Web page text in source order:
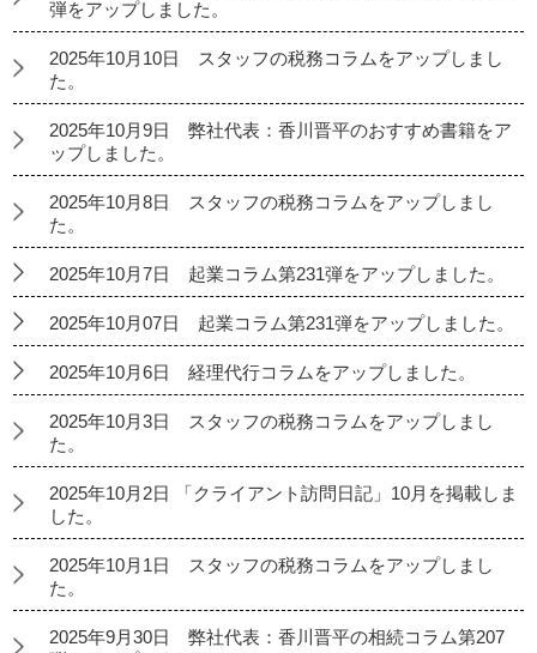
弾をアップしました。
2025年10月10日 スタッフの税務コラムをアップしまし
た。
2025年10月9日 弊社代表：香川晋平のおすすめ書籍をア
ップしました。
2025年10月8日 スタッフの税務コラムをアップしまし
た。
2025年10月7日 起業コラム第231弾をアップしました。
2025年10月07日 起業コラム第231弾をアップしました。
2025年10月6日 経理代行コラムをアップしました。
2025年10月3日 スタッフの税務コラムをアップしまし
た。
2025年10月2日 「クライアント訪問日記」10月を掲載しま
した。
2025年10月1日 スタッフの税務コラムをアップしまし
た。
2025年9月30日 弊社代表：香川晋平の相続コラム第207